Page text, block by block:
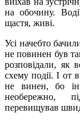
на обочину.
щастя, живі.
Усі начебто
не повинен був
розповідали, як
схему події. І от
не винен, бо
необережно,
перевищував